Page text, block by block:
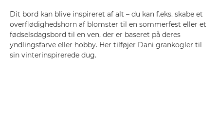
Dit bord kan blive inspireret af alt – du kan f.eks. skabe et
overflødighedshorn af blomster til en sommerfest eller et
fødselsdagsbord til en ven, der er baseret på deres
yndlingsfarve eller hobby. Her tilføjer Dani grankogler til
sin vinterinspirerede dug.